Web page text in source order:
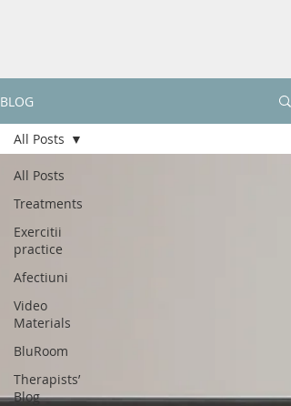
BLOG
All Posts
Treatments
Exercitii
practice
Afectiuni
Video
Materials
BluRoom
Therapists’
Blog
All Posts